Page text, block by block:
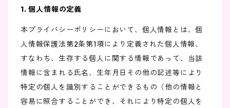
1. 個人情報の定義
本プライバシーポリシーにおいて、個人情報とは、個
人情報保護法第2条第1項により定義された個人情報、
すなわち、生存する個人に関する情報であって、当該
情報に含まれる氏名、生年月日その他の記述等により
特定の個人を識別することができるもの（他の情報と
容易に照合することができ、それにより特定の個人を